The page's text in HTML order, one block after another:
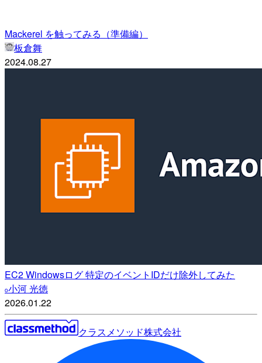
Mackerel を触ってみる（準備編）
板倉舞
2024.08.27
EC2 Windowsログ 特定のイベントIDだけ除外してみた
o小河 光徳
2026.01.22
クラスメソッド株式会社